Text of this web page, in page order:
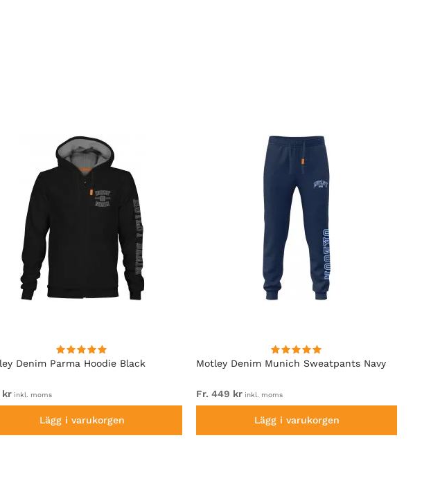
Denim Parma Hoodie Black
kr inkl. moms
Lägg i varukorgen
Motley Denim Munich Sweatpants Navy
Fr. 449 kr inkl. moms
Lägg i varukorgen